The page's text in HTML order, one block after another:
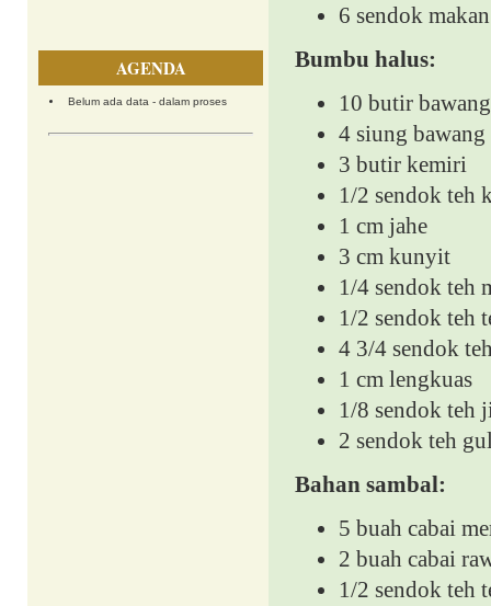
AGENDA
Belum ada data - dalam proses
6 sendok
Bumbu halus:
10 butir
4 siung
3 butir kemiri
1/2 sendok teh
1 cm jahe
3 cm kunyit
1/4 sendok teh
1/2 sendok teh
4 3/4 sendok
1 cm lengkuas
1/8 sendok teh
2 sendok teh
Bahan sambal:
5 buah cabai
2 buah cabai
1/2 sendok teh